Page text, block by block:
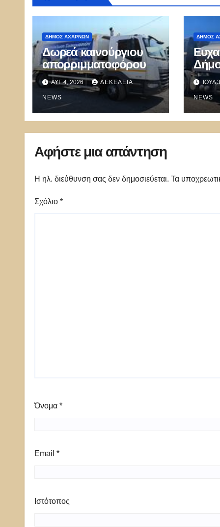
ΔΉΜΟΣ ΑΧΑΡΝΏΝ
Δωρεά καινούργιου
απορριμματοφόρου
ΑΥΓ 4, 2026 ΔΕΚΈΛΕΙΑ
NEWS
ΔΉΜΟΣ
τον
ΙΟΎΛ
NEWS
Αφήστε μια απάντηση
Η ηλ. διεύθυνση σας δεν δημοσιεύεται. Τα
Σχόλιο *
Όνομα *
Email *
Ιστότοπος